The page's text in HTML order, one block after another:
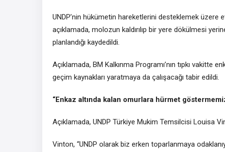
UNDP’nin hükümetin hareketlerini desteklemek üzere
açıklamada, molozun kaldırılıp bir yere dökülmesi
planlandığı kaydedildi.
Açıklamada, BM Kalkınma Programı’nın tıpkı vakitte
geçim kaynakları yaratmaya da çalışacağı tabir edildi.
“Enkaz altında kalan omurlara hürmet
Açıklamada, UNDP Türkiye Mukim Temsilcisi Louisa
Vinton, “UNDP olarak biz erken toparlanmaya